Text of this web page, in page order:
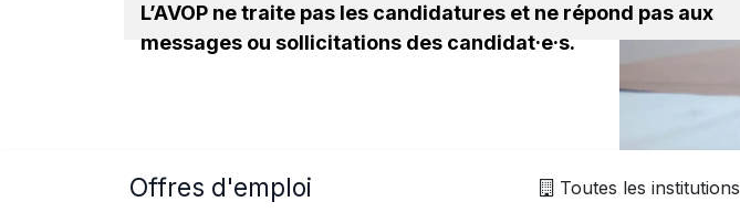
L’AVOP ne traite pas les candidatures et ne répond pas aux
messages ou sollicitations des candidat·e·s.
Offres d'emploi Toutes les institutions